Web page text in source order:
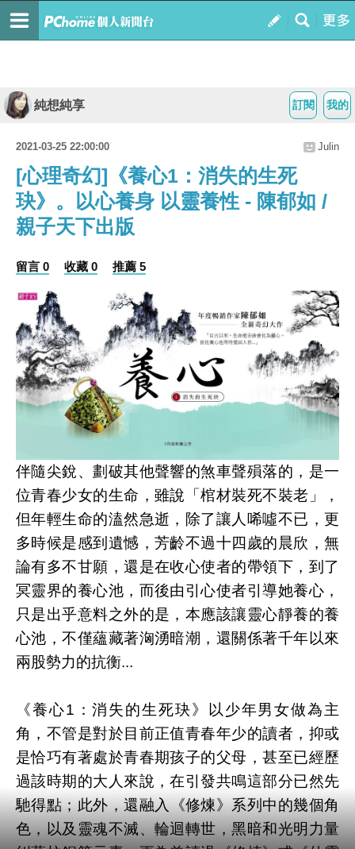
我的
訂閱
純想純享
2021-03-25 22:00:00 Julin
[心理奇幻]《養心1：消失的生死
玦》。以心養身 以靈養性 - 陳郁如 /
親子天下出版
留言 0 收藏 0 推薦 5
伴隨尖銳、劃破其他聲響的煞車聲殞落的，是一
位青春少女的生命，雖說「棺材裝死不裝老」，
但年輕生命的溘然急逝，除了讓人唏噓不已，更
多時候是感到遺憾，芳齡不過十四歲的晨欣，無
論有多不甘願，還是在收心使者的帶領下，到了
冥靈界的養心池，而後由引心使者引導她養心，
只是出乎意料之外的是，本應該讓靈心靜養的養
心池，不僅蘊藏著洶湧暗潮，還關係著千年以來
兩股勢力的抗衡...
《養心1：消失的生死玦》以少年男女做為主
角，不管是對於目前正值青春年少的讀者，抑或
是恰巧有著處於青春期孩子的父母，甚至已經歷
過該時期的大人來說，在引發共鳴這部分已然先
馳得點；此外，還融入《修煉》系列中的幾個角
色，以及靈魂不滅、輪迴轉世，黑暗和光明力量